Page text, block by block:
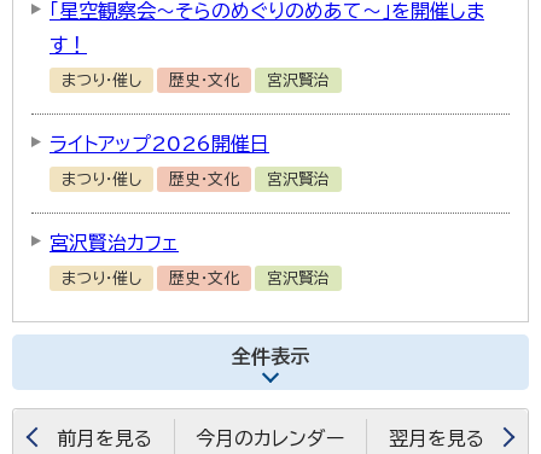
「星空観察会～そらのめぐりのめあて～」を開催しま
す！
まつり・催し 歴史・文化 宮沢賢治
ライトアップ2026開催日
まつり・催し 歴史・文化 宮沢賢治
宮沢賢治カフェ
まつり・催し 歴史・文化 宮沢賢治
全件表示
前月を見る 今月のカレンダー 翌月を見る